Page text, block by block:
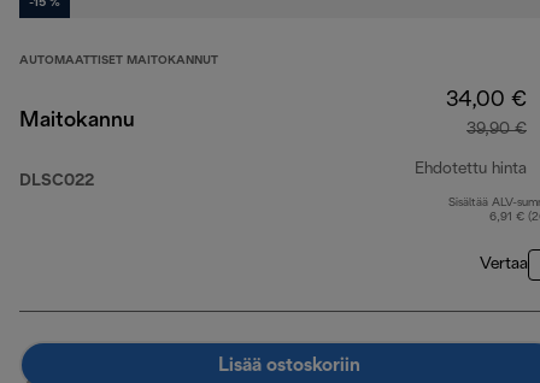
-15 %
AUTOMAATTISET MAITOKANNUT
Maitokannu
DLSC022
34,00 €
39,90 €
Ehdotettu hinta
Sisältää ALV-
6,91 €
Vertaa
Lisää ostoskoriin